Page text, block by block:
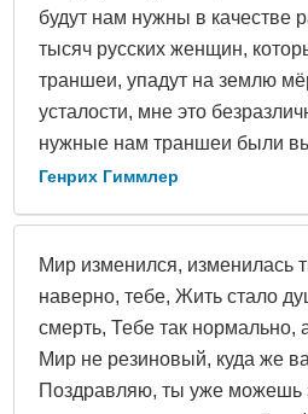
будут нам нужны в качестве
тысяч русских женщин,
траншеи, упадут на землю
усталости, мне это
нужные нам траншеи были
Генрих Гиммлер
Мир изменился, изменилась
наверно, тебе, Жить стало
смерть, Тебе так нормально,
Мир не резиновый, куда же
Поздравляю, ты уже можешь